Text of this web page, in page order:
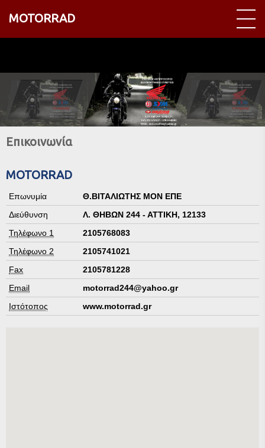
MOTORRAD
Επικοινωνία
MOTORRAD
Επωνυμία
Θ.ΒΙΤΑΛΙΩΤΗΣ ΜΟΝ ΕΠΕ
Διεύθυνση
Λ. ΘΗΒΩΝ 244 - ΑΤΤΙΚΗ, 12133
Τηλέφωνο 1
2105768083
Τηλέφωνο 2
2105741021
Fax
2105781228
Email
motorrad244@yahoo.gr
Ιστότοπος
www.motorrad.gr